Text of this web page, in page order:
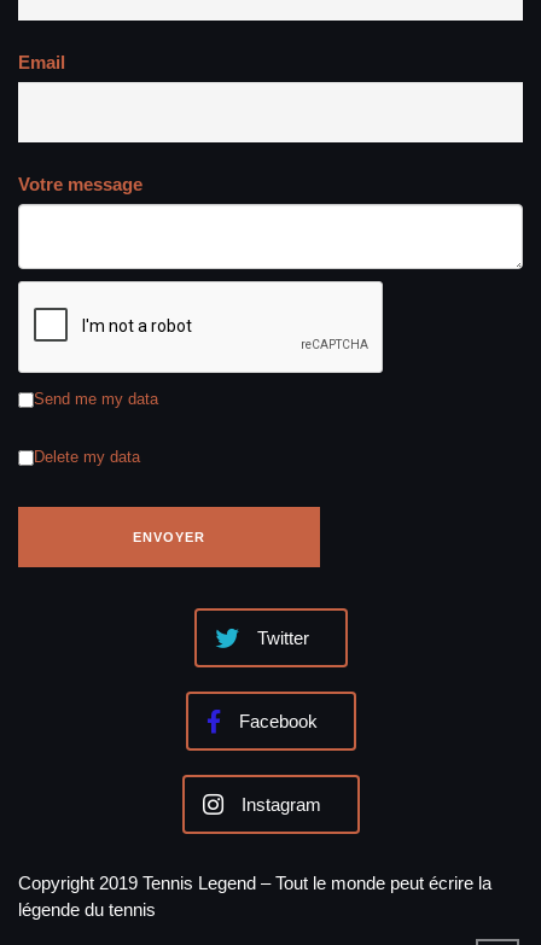
Email
Votre message
Send me my data
Delete my data
Twitter
Facebook
Instagram
Copyright 2019 Tennis Legend – Tout le monde peut écrire la
légende du tennis